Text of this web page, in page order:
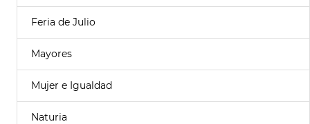
Feria de Julio
Mayores
Mujer e Igualdad
Naturia